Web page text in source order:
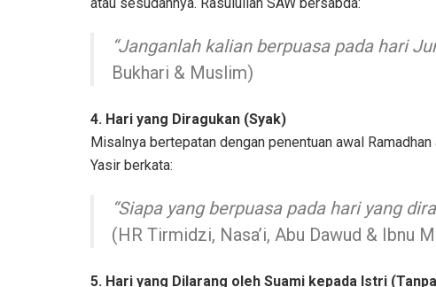
“Janganlah kalian berpuasa pada hari
Bukhari & Muslim)
4. Hari yang Diragukan (Syak)
Misalnya bertepatan dengan penentuan awal
Yasir berkata:
“Siapa yang berpuasa pada hari yang
(HR Tirmidzi, Nasa’i, Abu Dawud & Ibnu
5. Hari yang Dilarang oleh Suami kepada Istri